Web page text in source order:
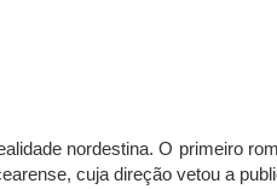
nordestina. O primeiro
cuja direção vetou a